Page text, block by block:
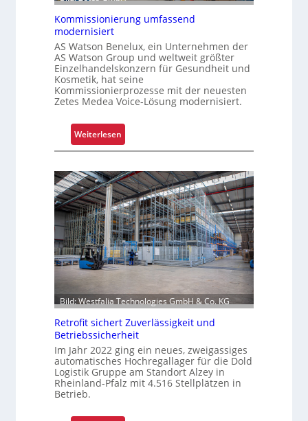
r
e
k
a
f
ü
r
S
c
i
c
t
s
t
o
f
f
r
l
l
e
n
Kommissionierung umfassend
modernisiert
AS Watson Benelux, ein Unternehmen der
AS Watson Group und weltweit größter
Einzelhandelskonzern für Gesundheit und
Kosmetik, hat seine
Kommissionierprozesse mit der neuesten
Zetes Medea Voice-Lösung modernisiert.
Weiterlesen:
K
m
m
i
s
s
i
o
i
e
r
u
n
g
u
Bild: Westfalia Technologies GmbH & Co. KG
Retrofit sichert Zuverlässigkeit und
Betriebssicherheit
Im Jahr 2022 ging ein neues, zweigassiges
automatisches Hochregallager für die Dold
Logistik Gruppe am Standort Alzey in
Rheinland-Pfalz mit 4.516 Stellplätzen in
Betrieb.